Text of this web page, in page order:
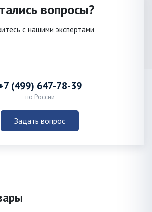
вопросы?
с нашими экспертами
(499) 647-78-39
по России
Задать вопрос